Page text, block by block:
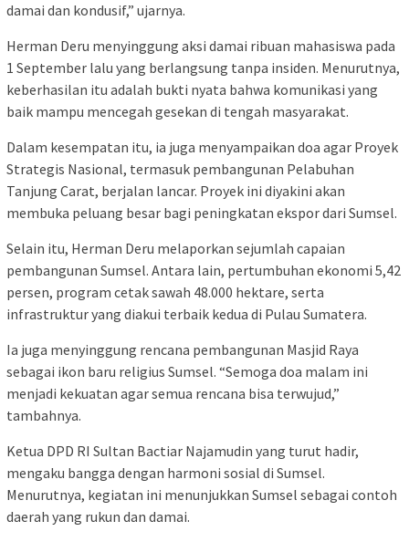
damai dan kondusif,” ujarnya.
Herman Deru menyinggung aksi damai ribuan mahasiswa pada
1 September lalu yang berlangsung tanpa insiden. Menurutnya,
keberhasilan itu adalah bukti nyata bahwa komunikasi yang
baik mampu mencegah gesekan di tengah masyarakat.
Dalam kesempatan itu, ia juga menyampaikan doa agar Proyek
Strategis Nasional, termasuk pembangunan Pelabuhan
Tanjung Carat, berjalan lancar. Proyek ini diyakini akan
membuka peluang besar bagi peningkatan ekspor dari Sumsel.
Selain itu, Herman Deru melaporkan sejumlah capaian
pembangunan Sumsel. Antara lain, pertumbuhan ekonomi 5,42
persen, program cetak sawah 48.000 hektare, serta
infrastruktur yang diakui terbaik kedua di Pulau Sumatera.
Ia juga menyinggung rencana pembangunan Masjid Raya
sebagai ikon baru religius Sumsel. “Semoga doa malam ini
menjadi kekuatan agar semua rencana bisa terwujud,”
tambahnya.
Ketua DPD RI Sultan Bactiar Najamudin yang turut hadir,
mengaku bangga dengan harmoni sosial di Sumsel.
Menurutnya, kegiatan ini menunjukkan Sumsel sebagai contoh
daerah yang rukun dan damai.